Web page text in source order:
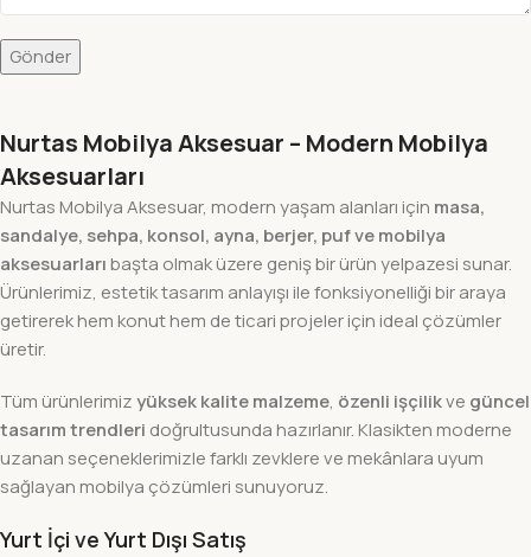
Nurtas Mobilya Aksesuar – Modern Mobilya
Aksesuarları
Nurtas Mobilya Aksesuar, modern yaşam alanları için masa,
sandalye, sehpa, konsol, ayna, berjer, puf ve mobilya
aksesuarlarıbaşta olmak üzere geniş bir ürün yelpazesi sunar.
Ürünlerimiz, estetik tasarım anlayışı ile fonksiyonelliği bir araya
getirerek hem konut hem de ticari projeler için ideal çözümler
üretir.
Tüm ürünlerimizyüksek kalite malzeme, özenli işçilikve güncel
tasarım trendleri doğrultusunda hazırlanır. Klasikten moderne
uzanan seçeneklerimizle farklı zevklere ve mekânlara uyum
sağlayan mobilya çözümleri sunuyoruz.
Yurt İçi ve Yurt Dışı Satış